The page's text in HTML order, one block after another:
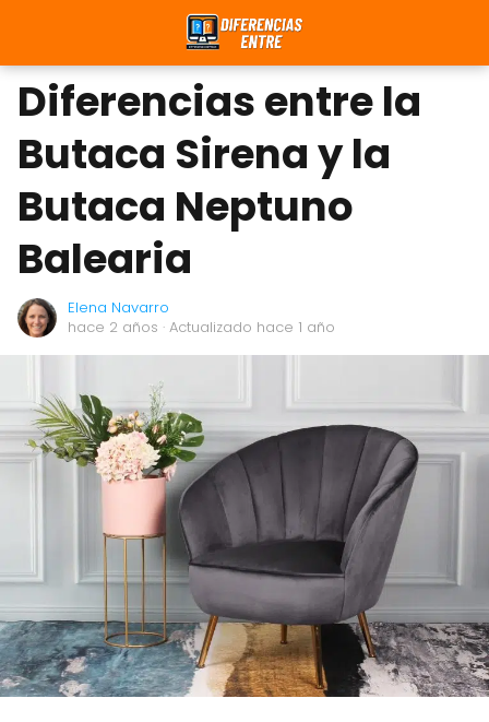
Diferencias entre la
Butaca Sirena y la
Butaca Neptuno
Balearia
Elena Navarro
hace 2 años · Actualizado hace 1 año